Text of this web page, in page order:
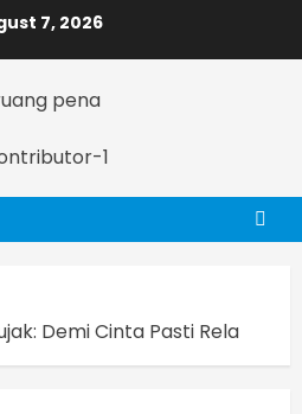
7, 2026
Demi Cinta Pasti Rela